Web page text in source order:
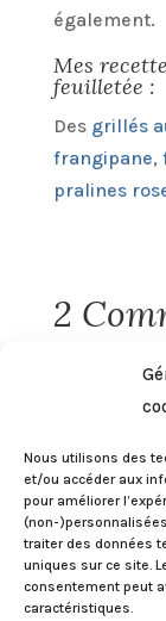
Nous utilisons des
et/ou accéder aux
pour améliorer
(non-
traiter des données
uniques sur ce site.
consentement peut
caractéristiques.
également.
Mes
feuilletée :
Des grillés
frangipane,
pralines
2
que